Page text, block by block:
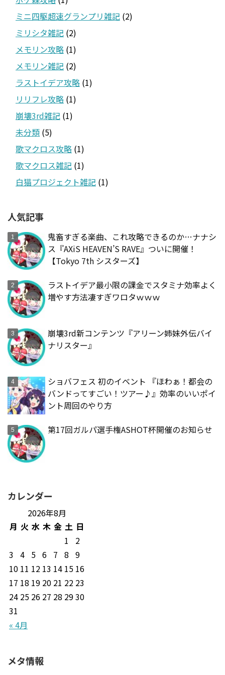
ミニ四駆超速グランプリ雑記 (2)
ミリシタ雑記 (2)
メモリン攻略 (1)
メモリン雑記 (2)
ラストイデア攻略 (1)
リリフレ攻略 (1)
崩壊3rd雑記 (1)
未分類 (5)
歌マクロス攻略 (1)
歌マクロス雑記 (1)
白猫プロジェクト雑記 (1)
人気記事
鬼畜すぎる楽曲、これ攻略できるのか…ナナシ
ス『AXiS HEAVEN’S RAVE』ついに開催！
【Tokyo 7th シスターズ】
ラストイデア最小限の課金でスタミナ効率よく
増やす方法凄すぎワロタｗｗｗ
崩壊3rd新コンテンツ『アリーン姉妹外伝バイ
ナリスター』
ショバフェス 初のイベント 『ほわぁ！都会の
バンドってすごい！ツアー♪』効率のいいポイ
ント周回のやり方
第17回ガルパ選手権ASHOT杯開催のお知らせ
カレンダー
2026年8月
月 火 水 木 金 土 日
« 4月
1
2
3 4 5 6 7 8 9
10 11 12 13 14 15 16
17 18 19 20 21 22 23
24 25 26 27 28 2930
31
メタ情報